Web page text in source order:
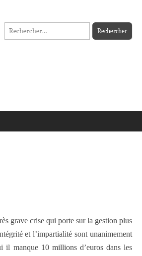
Rechercher :
grave crise qui porte sur la gestion plus
et l’impartialité sont unanimement
il manque 10 millions d’euros dans les